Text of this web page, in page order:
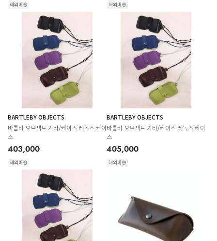
해외배송 해외배송
BARTLEBY OBJECTS
바틀비 오브젝트 기타/케이스 레녹스 케이
스
403,000
해외배송
BARTLEBY OBJECTS
바틀비 오브젝트 기타/케이스 레녹스 케이
스
405,000
해외배송